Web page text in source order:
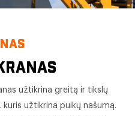
užtikrina greitą ir tikslų
užtikrina puikų našumą.